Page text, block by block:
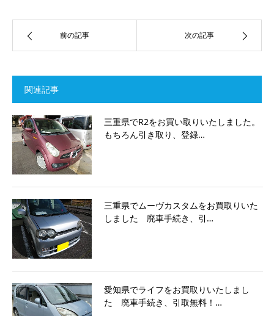
前の記事 次の記事
関連記事
三重県でR2をお買い取りいたしました。
もちろん引き取り、登録…
三重県でムーヴカスタムをお買取りいた
しました 廃車手続き、引…
愛知県でライフをお買取りいたしまし
た 廃車手続き、引取無料！…